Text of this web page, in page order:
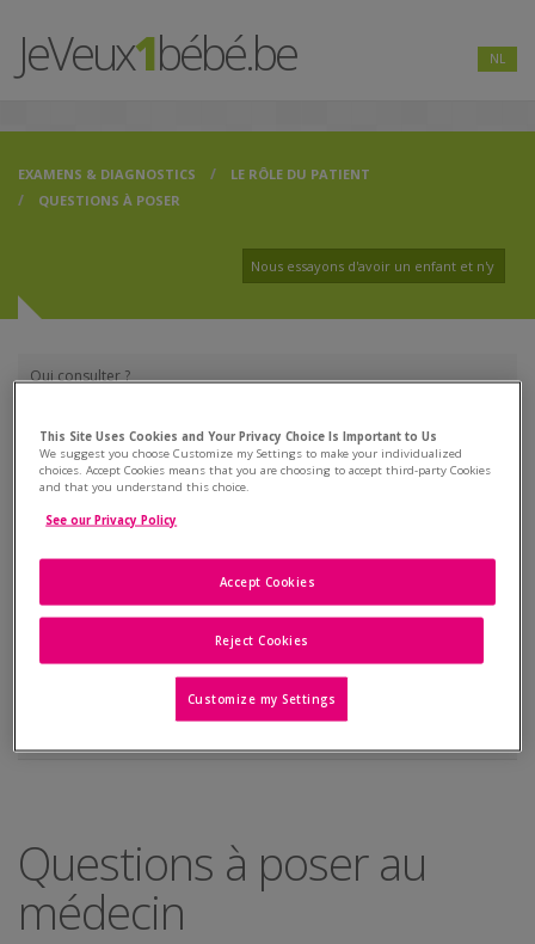
JeVeux1bébé.be NL
EXAMENS & DIAGNOSTICS
LE RÔLE DU PATIENT
QUESTIONS À POSER
Qui consulter ?
Centres A et B
Le rôle du patient
» Informations à fournir
Examens, symptômes & diagnostics féminins
Questions à poser au
médecin
This Site Uses Cookies and Your Privacy Choice Is Important to Us
We suggest you choose Customize my Settings to make your individualized
choices. Accept Cookies means that you are choosing to accept third-party Cookies
and that you understand this choice.
See our Privacy Policy
Reject Cookies
Accept Cookies
Customize my Settings